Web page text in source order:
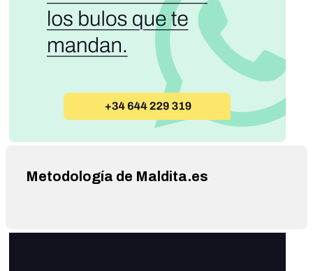
Metodología de Maldita.es